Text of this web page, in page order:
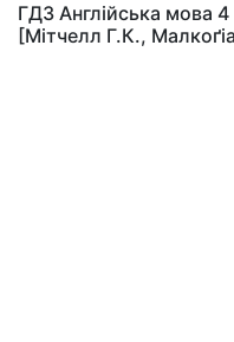
ГДЗ Англійська мова
[Мітчелл Г.К.,